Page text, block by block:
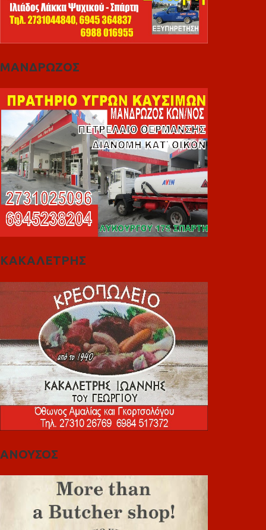
ΜΑΝΔΡΩΖΟΣ
ΚΑΚΑΛΕΤΡΗΣ
ΑΝΟΥΣΟΣ